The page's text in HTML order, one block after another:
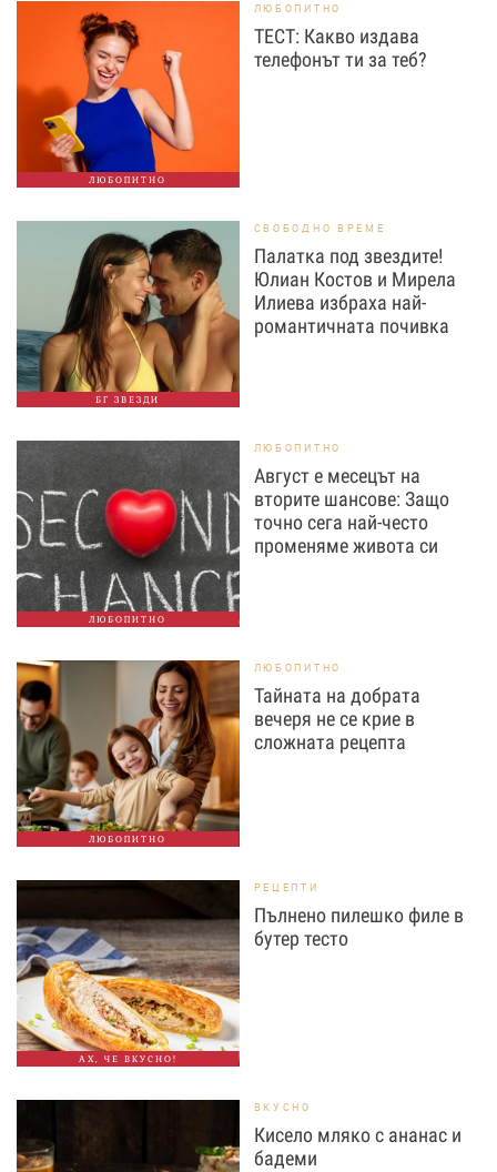
ЛЮБОПИТНО
ЛЮБОПИТНО
ТЕСТ: Какво издава
телефонът ти за теб?
БГ ЗВЕЗДИ
СВОБОДНО ВРЕМЕ
Палатка под звездите!
Юлиан Костов и Мирела
Илиева избраха най-
романтичната почивка
ЛЮБОПИТНО
ЛЮБОПИТНО
Август е месецът на
вторите шансове: Защо
точно сега най-често
променяме живота си
ЛЮБОПИТНО
ЛЮБОПИТНО
Тайната на добрата
вечеря не се крие в
сложната рецепта
АХ, ЧЕ ВКУСНО!
РЕЦЕПТИ
Пълнено пилешко филе в
бутер тесто
ВКУСНО
Кисело мляко с ананас и
бадеми